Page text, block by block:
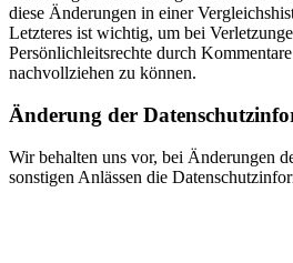
diese Änderungen in einer
Letzteres ist wichtig, um bei
Persönlichleitsrechte durch
nachvollziehen zu können.
Änderung der
Wir behalten uns vor, bei Änderungen
sonstigen Anlässen die